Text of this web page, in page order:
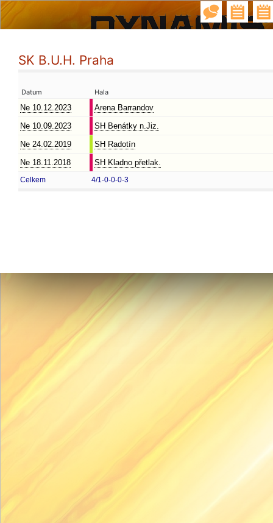
SK B.U.H. Praha
Datum Hala
Ne 10.12.2023
Arena Barrandov
Ne 10.09.2023
SH Benátky n.Jiz.
Ne 24.02.2019
SH Radotín
Ne 18.11.2018
SH Kladno přetlak.
Celkem 4/1-0-0-0-3